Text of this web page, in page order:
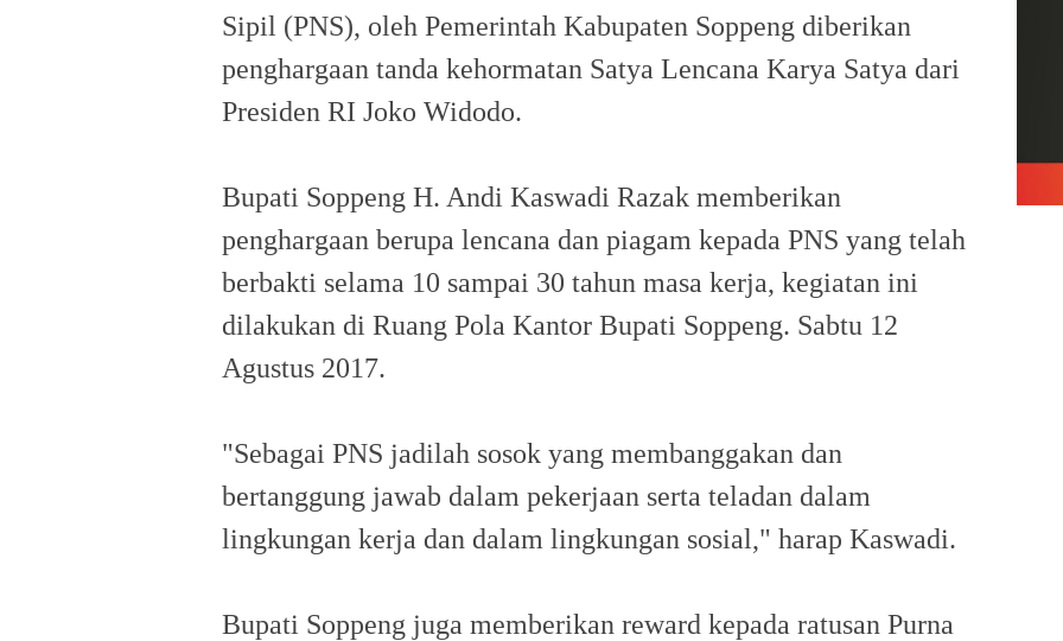
Sipil (PNS), oleh Pemerintah Kabupaten Soppeng diberikan
penghargaan tanda kehormatan Satya Lencana Karya Satya dari
Presiden RI Joko Widodo.
Bupati Soppeng H. Andi Kaswadi Razak memberikan
penghargaan berupa lencana dan piagam kepada PNS yang telah
berbakti selama 10 sampai 30 tahun masa kerja, kegiatan ini
dilakukan di Ruang Pola Kantor Bupati Soppeng. Sabtu 12
Agustus 2017.
"Sebagai PNS jadilah sosok yang membanggakan dan
bertanggung jawab dalam pekerjaan serta teladan dalam
lingkungan kerja dan dalam lingkungan sosial," harap Kaswadi.
Bupati Soppeng juga memberikan reward kepada ratusan Purna